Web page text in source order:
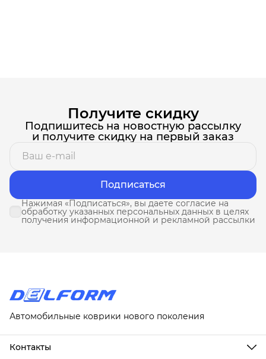
Получите скидку
Подпишитесь на новостную рассылку
и получите скидку на первый заказ
Подписаться
Нажимая «Подписаться», вы даете согласие на
обработку указанных персональных данных в целях
получения информационной и рекламной рассылки
Автомобильные коврики нового поколения
Контакты